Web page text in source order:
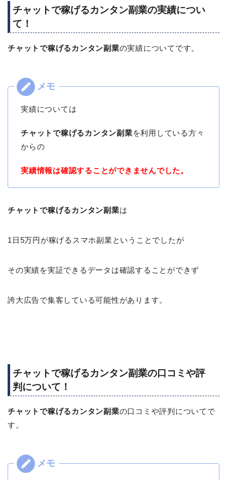
チャットで稼げるカンタン副業の実績につい
て！
チャットで稼げるカンタン副業の実績についてです。
実績については
チャットで稼げるカンタン副業を利用している方々
からの
実績情報は確認することができませんでした。
チャットで稼げるカンタン副業は
1日5万円が稼げるスマホ副業ということでしたが
その実績を実証できるデータは確認することができず
誇大広告で集客している可能性があります。
チャットで稼げるカンタン副業の口コミや評
判について！
チャットで稼げるカンタン副業の口コミや評判についてで
す。